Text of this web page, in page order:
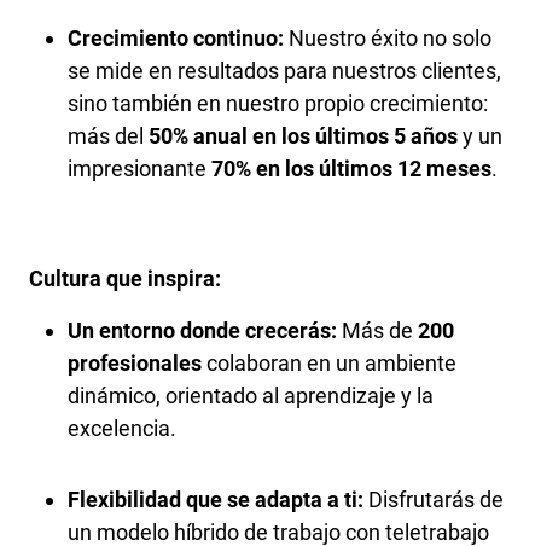
Crecimiento continuo: Nuestro éxito no solo
se mide en resultados para nuestros clientes,
sino también en nuestro propio crecimiento:
más del 50% anual en los últimos 5 añosy un
impresionante 70% en los últimos 12 meses.
Cultura que inspira:
Un entorno donde crecerás: Más de 200
profesionalescolaboran en un ambiente
dinámico, orientado al aprendizaje y la
excelencia.
Flexibilidad que se adapta a ti: Disfrutarás de
un modelo híbrido de trabajo con teletrabajo